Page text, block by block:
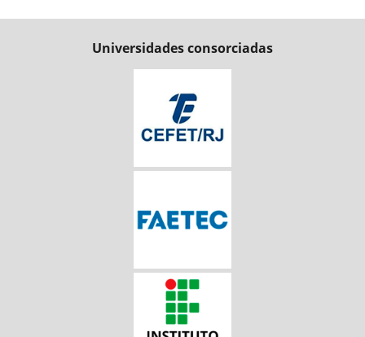
Universidades consorciadas